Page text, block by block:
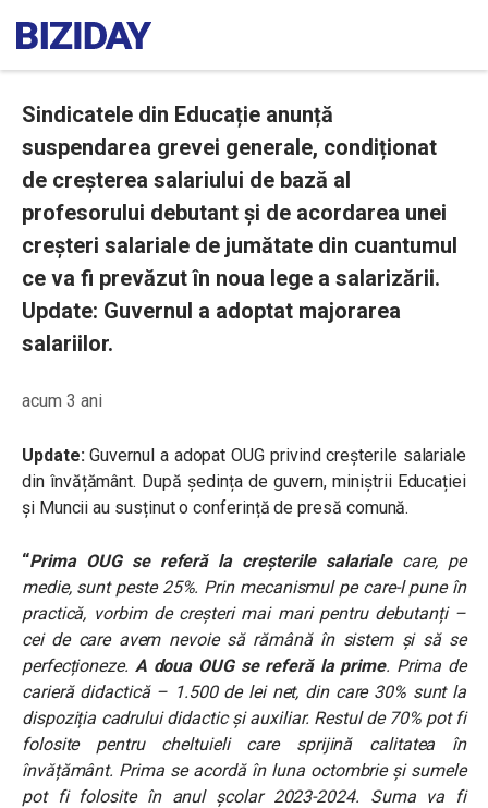
Sindicatele din Educație anunță
suspendarea grevei generale, condiționat
de creșterea salariului de bază al
profesorului debutant și de acordarea unei
creșteri salariale de jumătate din cuantumul
ce va fi prevăzut în noua lege a salarizării.
Update: Guvernul a adoptat majorarea
salariilor.
acum 3 ani
Update:Guvernul a adopat OUG privind creșterile salariale
din învățământ. După ședința de guvern, miniștrii Educației
și Muncii au susținut o conferință de presă comună.
“Prima OUG se referă la creșterile salarialecare, pe
medie, sunt peste 25%. Prin mecanismul pe care-l pune în
practică, vorbim de creșteri mai mari pentru debutanți –
cei de care avem nevoie să rămână în sistem și să se
perfecționeze. A doua OUG se referă la prime. Prima de
carieră didactică – 1.500 de lei net, din care 30% sunt la
dispoziția cadrului didactic și auxiliar. Restul de 70% pot fi
folosite pentru cheltuieli care sprijină calitatea în
învățământ. Prima se acordă în luna octombrie și sumele
pot fi folosite în anul școlar 2023-2024. Suma va fi